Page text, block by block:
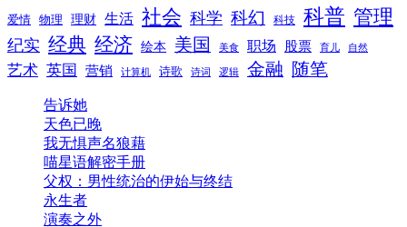
爱情 物理 理财 生活 社会 科学 科幻 科技 科普 管理
纪实 经典 经济 绘本 美国 美食 职场 股票 育儿 自然
艺术 英国 营销 计算机 诗歌 诗词 逻辑 金融 随笔
告诉她
天色已晚
我无惧声名狼藉
喵星语解密手册
父权：男性统治的伊始与终结
永生者
演奏之外